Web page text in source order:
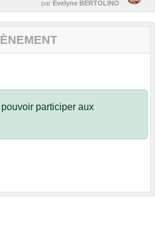
par Evelyne BERTOLINO
participer aux